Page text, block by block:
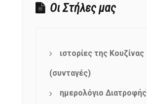
Οι Στήλες μας
ιστορίες της Κουζίνας
(συνταγές)
ημερολόγιο Διατροφής